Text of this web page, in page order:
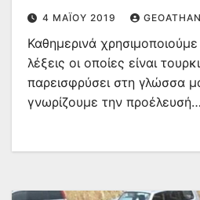
4 ΜΑΪ́ΟΥ 2019
Καθημερινά
λέξεις οι οποίες είναι
παρεισφρύσει στη γλώσσα
γνωρίζουμε την προέλευσή…